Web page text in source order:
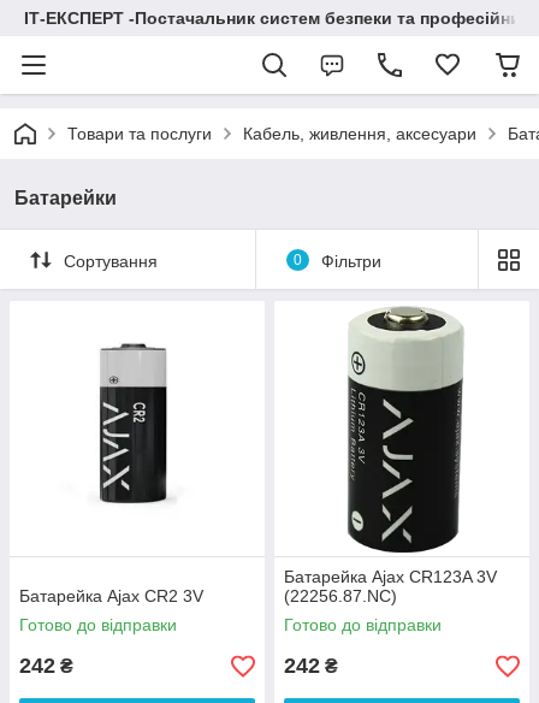
ІТ-ЕКСПЕРТ -Постачальник систем безпеки та професійних
Товари та послуги Кабель, живлення, аксесуари
Батарейки
Сортування 0 Фільтри
Батарейка Ajax CR2 3V
Готово до відправки
242 ₴
Батарейка Ajax CR123A 3V
(22256.87.NC)
Готово до відправки
242 ₴